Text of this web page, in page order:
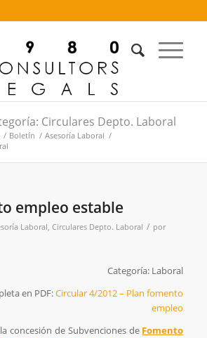
Circulares Depto. Laboral
/ Boletín / Asesoría Laboral /
empleo estable
Laboral, Circulares Depto. Laboral / por
Categoría: Laboral
en PDF:Circular 4/2012 – Plan fomento
empleo
concesión de Subvenciones de Fomento